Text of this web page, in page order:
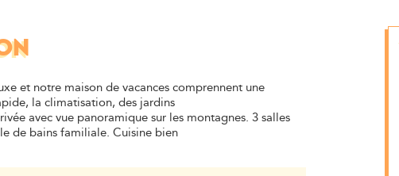
et notre maison de vacances comprennent une
la climatisation, des jardins
avec vue panoramique sur les montagnes. 3 salles
de bains familiale. Cuisine bien